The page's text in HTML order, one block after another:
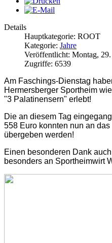
Details
Hauptkategorie: ROOT
Kategorie: Jahre
Veröffentlicht: Montag,
Zugriffe: 6539
Am Faschings-Dienstag
Hermersberger Sportheim
"3 Palatinensern" erlebt!
Die an diesem Tag
558 Euro konnten nun an
übergeben werden!
Einen besonderen Dank
besonders an Sportheimwirt